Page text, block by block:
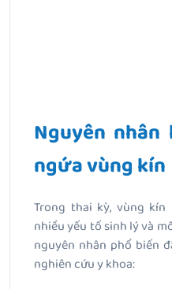
Nguyên
ngứa vùng kín
Trong thai kỳ, vùng
nhiều yếu tố sinh lý và
nguyên nhân phổ biến
nghiên cứu y khoa: